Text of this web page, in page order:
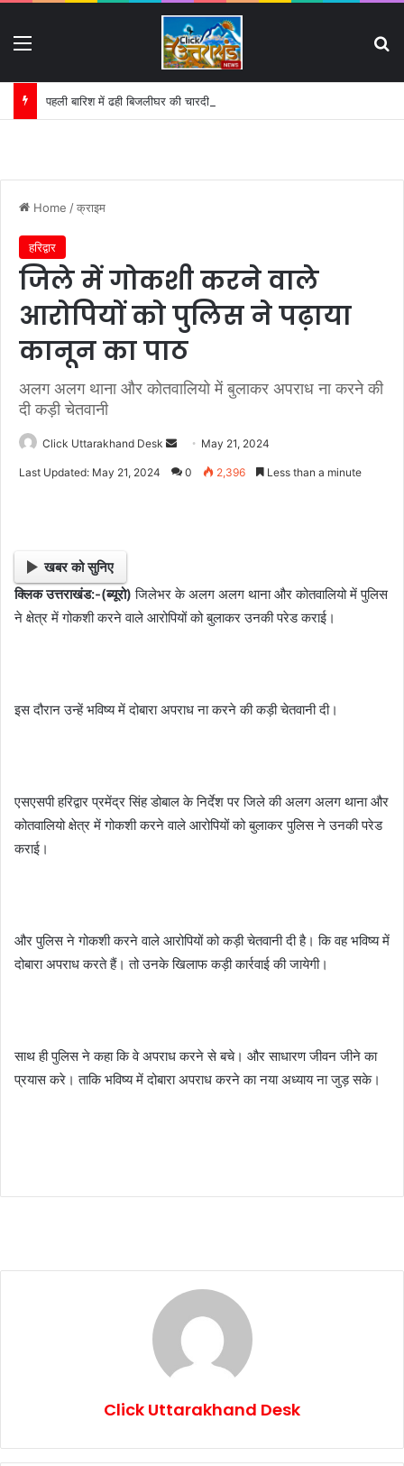
पहली बारिश में ढही बिजलीघर की चारदीवारी:
Home /क्राइम
हरिद्वार
जिले में गोकशी करने वाले
आरोपियों को पुलिस ने पढ़ाया
कानून का पाठ
अलग अलग थाना और कोतवालियो में बुलाकर अपराध ना करने की
दी कड़ी चेतवानी
Click Uttarakhand Desk
e
m
a
May 21, 2024
Last Updated: May 21, 2024 0 2,396 Less than a minute
खबर को सुनिए
क्लिक उत्तराखंड:-(ब्यूरो)जिलेभर के अलग अलग थाना और कोतवालियो में पुलिस
ने क्षेत्र में गोकशी करने वाले आरोपियों को बुलाकर उनकी परेड कराई।
इस दौरान उन्हें भविष्य में दोबारा अपराध ना करने की कड़ी चेतवानी दी।
एसएसपी हरिद्वार प्रमेंद्र सिंह डोबाल के निर्देश पर जिले की अलग अलग थाना और
कोतवालियो क्षेत्र में गोकशी करने वाले आरोपियों को बुलाकर पुलिस ने उनकी परेड
कराई।
और पुलिस ने गोकशी करने वाले आरोपियों को कड़ी चेतवानी दी है। कि वह भविष्य में
दोबारा अपराध करते हैं। तो उनके खिलाफ कड़ी कार्रवाई की जायेगी।
साथ ही पुलिस ने कहा कि वे अपराध करने से बचे। और साधारण जीवन जीने का
प्रयास करे। ताकि भविष्य में दोबारा अपराध करने का नया अध्याय ना जुड़ सके।
Click Uttarakhand Desk